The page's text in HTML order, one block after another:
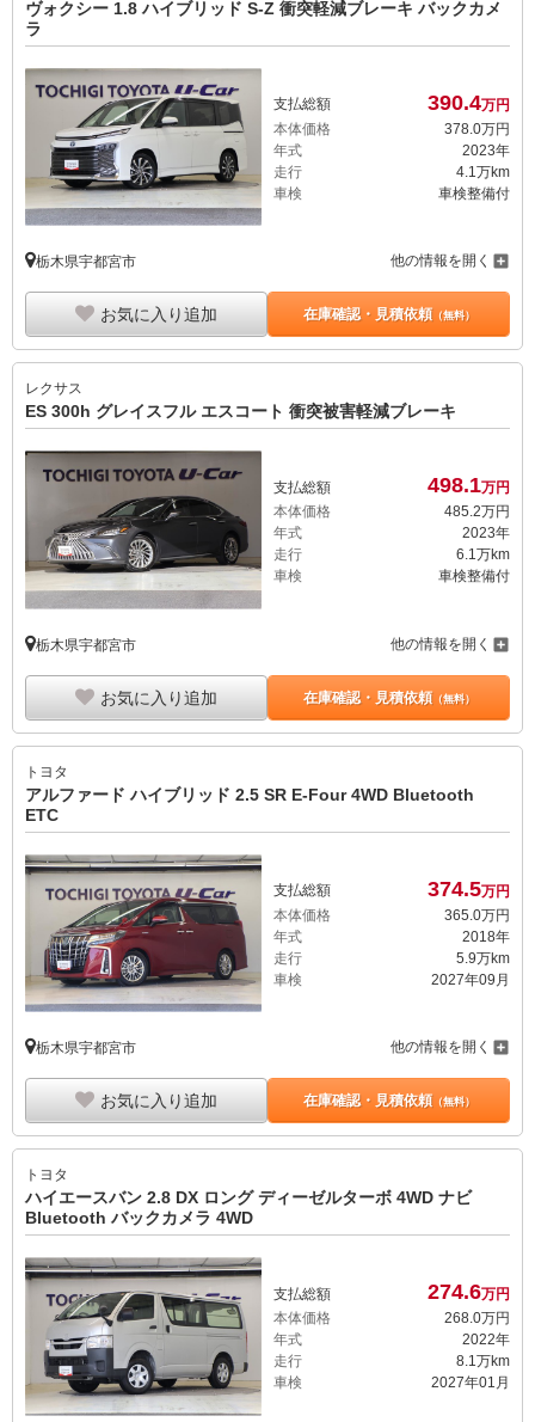
ヴォクシー 1.8 ハイブリッド S-Z 衝突軽減ブレーキ バックカメ
ラ
支払総額 390.4万円
本体価格
378. 0万円
年式
2023年
走行
4.1万km
車検
車検整備付
栃木県宇都宮市 他の情報を開く
お気に入り追加 在庫確認・見積依頼（無料）
レクサス
ES 300h グレイスフル エスコート 衝突被害軽減ブレーキ
支払総額 498.1万円
本体価格
485.2万円
年式
2023年
走行
6.1万km
車検
車検整備付
栃木県宇都宮市 他の情報を開く
お気に入り追加 在庫確認・見積依頼（無料）
トヨタ
アルファード ハイブリッド 2.5 SR E-Four 4WD Bluetooth
ETC
支払総額 374.5万円
本体価格
365. 0万円
年式
2018年
走行
5.9万km
車検
2027年09月
栃木県宇都宮市 他の情報を開く
お気に入り追加 在庫確認・見積依頼（無料）
トヨタ
ハイエースバン 2.8 DX ロング ディーゼルターボ 4WD ナビ
Bluetooth バックカメラ 4WD
支払総額 274.6万円
本体価格
268.0万円
年式
2022年
走行
8.1万km
車検
2027年01月